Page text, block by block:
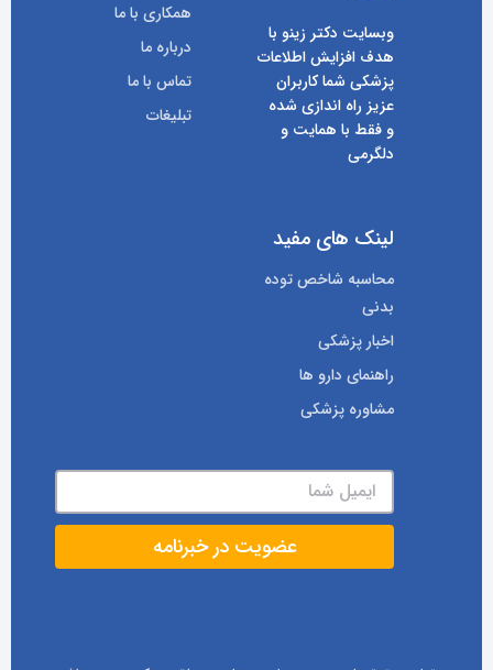
وبسایت دکتر زینو با
هدف افزایش اطلاعات
پزشکی شما کاربران
عزیز راه اندازی شده
و فقط با همایت و
دلگرمی
همکاری با ما
درباره ما
تماس با ما
تبلیغات
لینک های مفید
محاسبه شاخص توده
بدنی
اخبار پزشکی
راهنمای دارو ها
مشاوره پزشکی